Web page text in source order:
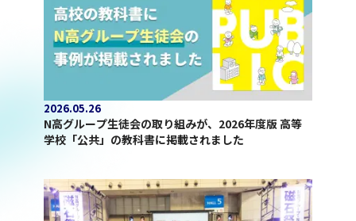
2026.05.26
N高グループ生徒会の取り組みが、2026年度版 高等
学校「公共」の教科書に掲載されました